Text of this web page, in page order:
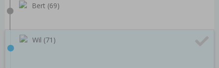
Bert (69)
Wil (71)